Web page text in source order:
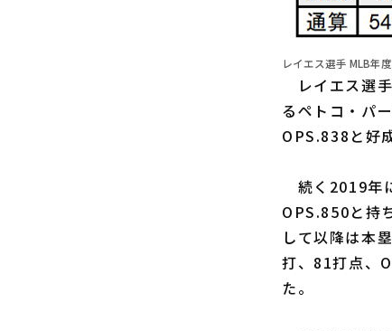
レイエス選手 MLB年
レイエス選
るペトコ・パ
OPS.838と好
続く2019年
OPS.850と持
して以降は本
打、81打点、
た。